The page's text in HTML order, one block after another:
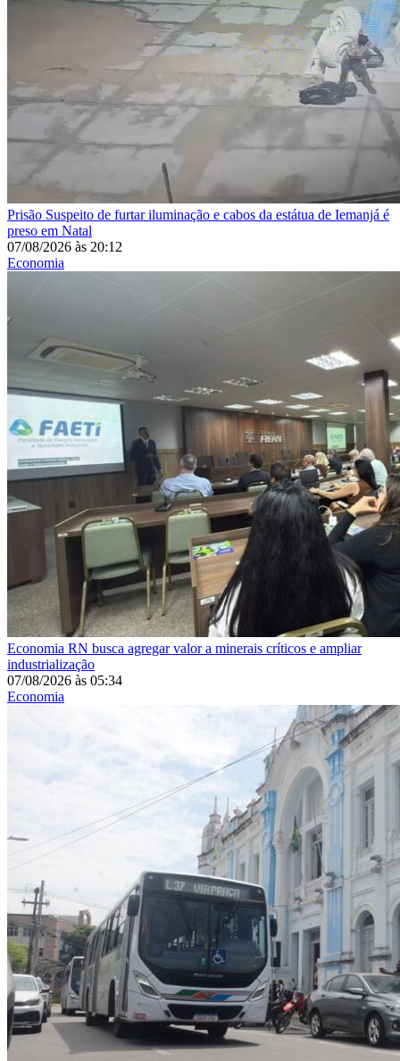
Prisão Suspeito de furtar iluminação e cabos da estátua de Iemanjá é
preso em Natal
07/08/2026 às 20:12
Economia
Economia RN busca agregar valor a minerais críticos e ampliar
industrialização
07/08/2026 às 05:34
Economia